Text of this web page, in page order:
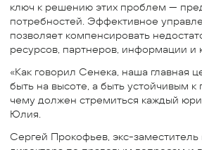
ключ к решению этих проблем —
потребностей. Эффективное
позволяет компенсировать
ресурсов, партнеров, информации и
«Как говорил Сенека, наша главная
быть на высоте, а быть устойчивым к
чему должен стремиться каждый
Юлия.
Сергей Прокофьев, экс-заместитель